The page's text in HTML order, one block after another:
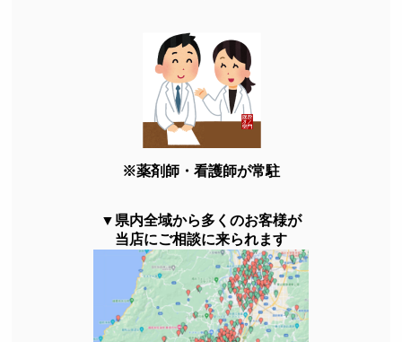
※薬剤師・看護師が常駐
▼県内全域から多くのお客様が
当店にご相談に来られます